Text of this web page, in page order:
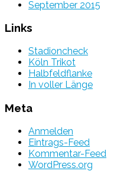
September 2015
Links
Stadioncheck
Köln Trikot
Halbfeldflanke
In voller Länge
Meta
Anmelden
Eintrags-Feed
Kommentar-Feed
WordPress.org